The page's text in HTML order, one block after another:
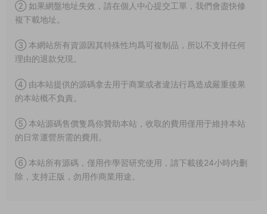
② 如果網盤地址失效，請在個人中心提交工單，我們會盡快修
複下載地址。
③ 本網站所有資源因其特殊性均爲可複制品，所以不支持任何
理由的退款兌現。
④ 由本站提供的源碼拿去用于商業或者違法行爲造成嚴重後果
的本站概不負責。
⑤ 本站源碼售價隻爲你贊助本站，收取的費用僅用于維持本站
的日常運營所需的費用。
⑥ 本站所有源碼，僅用作學習研究使用，請下載後24小時内删
除，支持正版，勿用作商業用途。